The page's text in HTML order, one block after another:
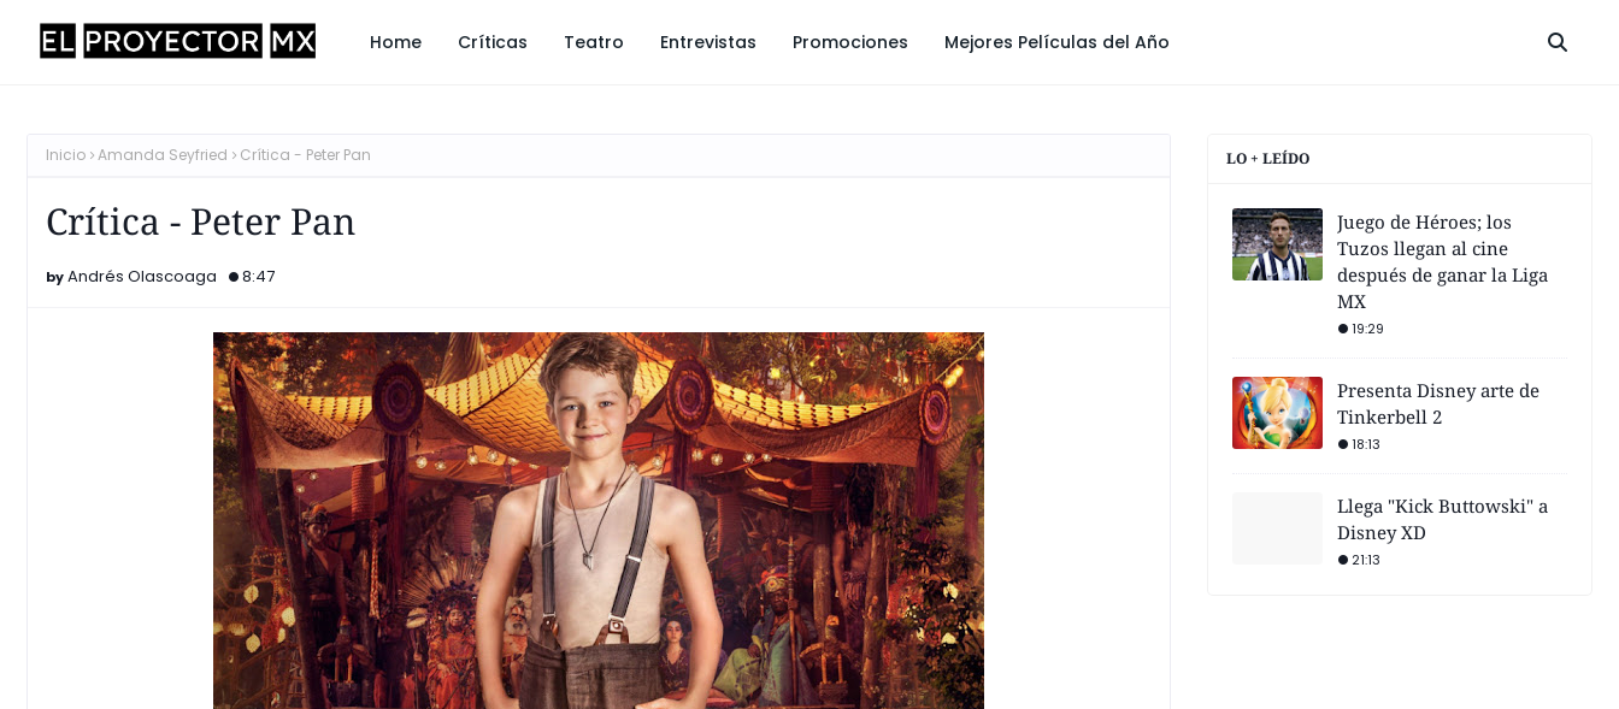
Home Críticas Teatro Entrevistas Promociones Mejores Películas del Año
Inicio Amanda Seyfried Crítica - Peter Pan
Crítica - Peter Pan
Andrés Olascoaga 8:47
LO + LEÍDO
Juego de Héroes; los
Tuzos llegan al cine
después de ganar la Liga
MX
19:29
Presenta Disney arte de
Tinkerbell 2
18:13
Llega "Kick Buttowski" a
Disney XD
21:13